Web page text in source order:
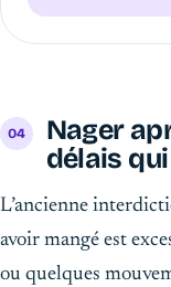
Nager
délais
L’ancienne
avoir mangé est
ou quelques